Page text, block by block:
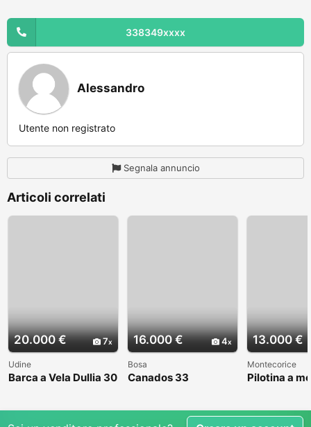
338349xxxx
Alessandro
Utente non registrato
Segnala annuncio
Articoli correlati
20.000 € 7
Udine
Barca a Vela Dullia 30
16.000 € 4
Bosa
Canados 33
13.000 €
Montecorice
Pilotina a